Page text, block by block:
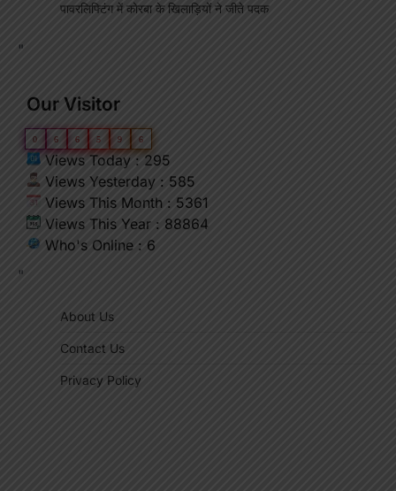
पावरलिफ्टिंग में कोरबा के खिलाड़ियों ने जीते पदक
"
Our Visitor
0 6 6 5 9 6
Views Today : 295
Views Yesterday : 585
Views This Month : 5361
Views This Year : 88864
Who's Online : 6
"
About Us
Contact Us
Privacy Policy